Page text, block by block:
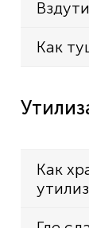
Как
Как